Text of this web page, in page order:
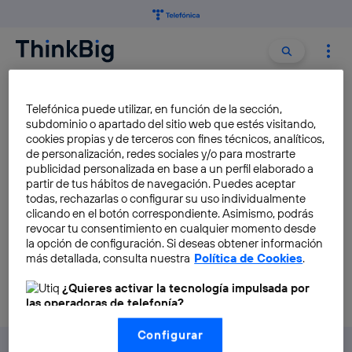
Buscar
CIRCUITOS INTEGRADOS
La ley de Moore, uno de los
pilares fundamentales de la
electrónica
JJ Velasco
Telefónica puede utilizar, en función de la sección,
subdominio o apartado del sitio web que estés visitando,
cookies propias y de terceros con fines técnicos, analíticos,
de personalización, redes sociales y/o para mostrarte
publicidad personalizada en base a un perfil elaborado a
partir de tus hábitos de navegación. Puedes aceptar
todas, rechazarlas o configurar su uso individualmente
clicando en el botón correspondiente. Asimismo, podrás
revocar tu consentimiento en cualquier momento desde
la opción de configuración. Si deseas obtener información
más detallada, consulta nuestra Política de Cookies.
¿Quieres activar la tecnología impulsada por
las operadoras de telefonía?
Nosotros, Telefónica S.A., utilizamos la tecnología Utiq para
realizar nuestras acciones de marketing digital o análisis
Configurar